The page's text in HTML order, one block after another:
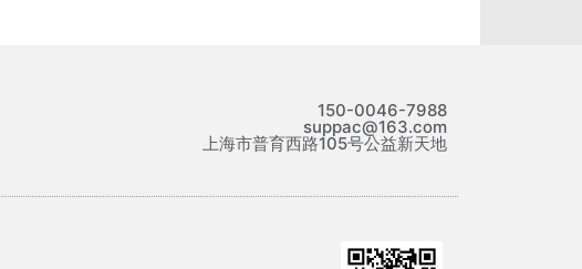
150-0046-7988
suppac@163.com
上海市普育西路105号公益新天地